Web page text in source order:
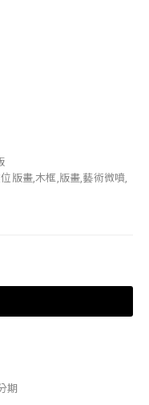
版畫,木框,版畫,藝術微噴,
期